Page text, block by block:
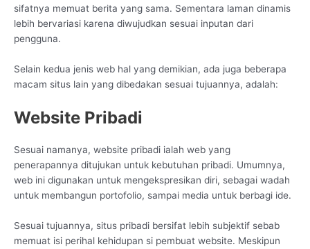
sifatnya memuat berita yang sama. Sementara laman dinamis
lebih bervariasi karena diwujudkan sesuai inputan dari
pengguna.
Selain kedua jenis web hal yang demikian, ada juga beberapa
macam situs lain yang dibedakan sesuai tujuannya, adalah:
Website Pribadi
Sesuai namanya, website pribadi ialah web yang
penerapannya ditujukan untuk kebutuhan pribadi. Umumnya,
web ini digunakan untuk mengekspresikan diri, sebagai wadah
untuk membangun portofolio, sampai media untuk berbagi ide.
Sesuai tujuannya, situs pribadi bersifat lebih subjektif sebab
memuat isi perihal kehidupan si pembuat website. Meskipun